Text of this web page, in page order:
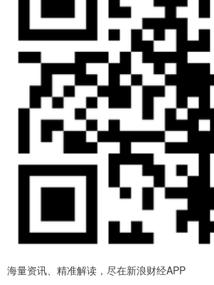
海量资讯、精准解读，尽在新浪财经APP